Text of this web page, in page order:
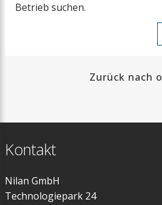
Betrieb suchen.
Zurück nach
Kontakt
Nilan GmbH
Technologiepark 24